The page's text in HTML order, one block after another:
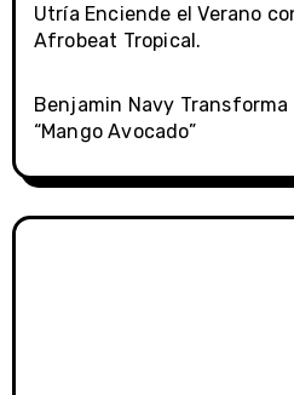
Utría Enciende el Verano
Afrobeat Tropical.
Benjamin Navy Transforma
“Mango Avocado”